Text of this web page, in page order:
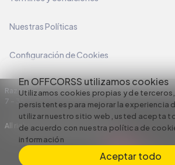
En OFFCORSS utilizamos cookies
Utilizamos cookies propias y de
persistentes para mejorar la experiencia
utilizar nuestro sitio web, usted acepta
de acuerdo con nuestra política de
información
Aceptar todo
Nuestras Políticas
Configuración de Cookies
Razón Social: C.I HERMECO S.A. NIT:
7 – 35
All rights reserved empowered by